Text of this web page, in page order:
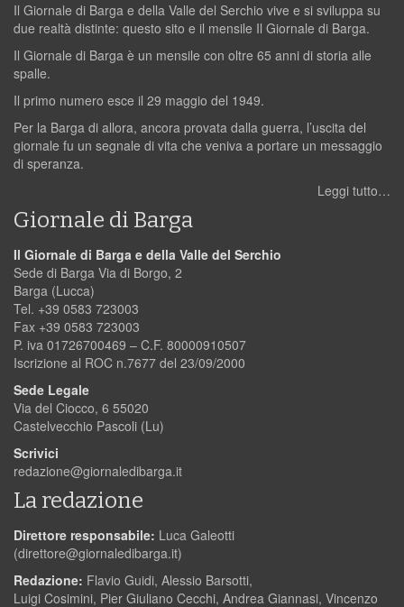
Il Giornale di Barga e della Valle del Serchio vive e si sviluppa su
due realtà distinte: questo sito e il mensile Il Giornale di Barga.
Il Giornale di Barga è un mensile con oltre 65 anni di storia alle
spalle.
Il primo numero esce il 29 maggio del 1949.
Per la Barga di allora, ancora provata dalla guerra, l’uscita del
giornale fu un segnale di vita che veniva a portare un messaggio
di speranza.
Leggi tutto…
Giornale di Barga
Il Giornale di Barga e della Valle del Serchio
Sede di Barga Via di Borgo, 2
Barga (Lucca)
Tel. +39 0583 723003
Fax +39 0583 723003
P. iva 01726700469 – C.F. 80000910507
Iscrizione al ROC n.7677 del 23/09/2000
Sede Legale
Via del Ciocco, 6 55020
Castelvecchio Pascoli (Lu)
Scrivici
redazione@giornaledibarga.it
La redazione
Direttore responsabile: Luca Galeotti
(direttore@giornaledibarga.it)
Redazione: Flavio Guidi, Alessio Barsotti,
Luigi Cosimini, Pier Giuliano Cecchi, Andrea Giannasi, Vincenzo